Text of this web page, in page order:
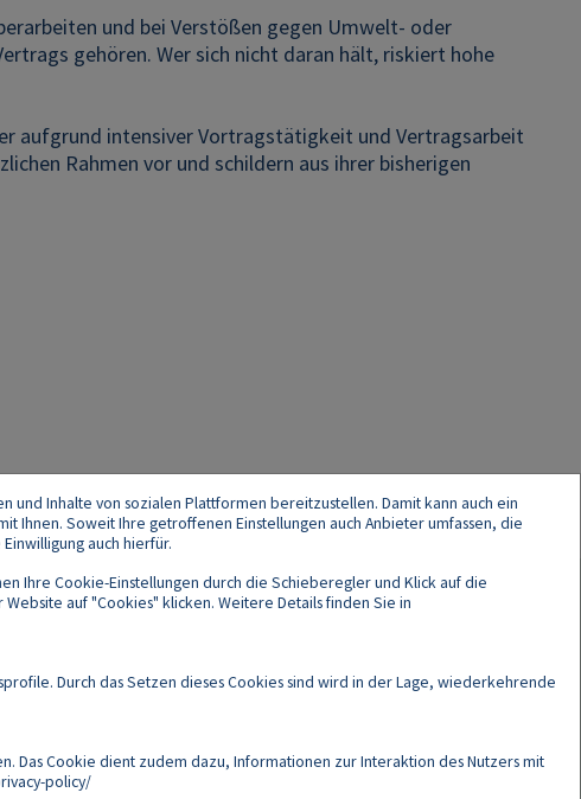
und bei Verstößen gegen Umwelt- oder
gehören. Wer sich nicht daran hält, riskiert hohe
aufgrund intensiver Vortragstätigkeit und Vertragsarbeit
Rahmen vor und schildern aus ihrer bisherigen
und Inhalte von sozialen Plattformen bereitzustellen. Damit kann auch ein
Ihnen. Soweit Ihre getroffenen Einstellungen auch Anbieter umfassen, die
auch hierfür.
Ihre Cookie-Einstellungen durch die Schieberegler und Klick auf die
auf "Cookies" klicken. Weitere Details finden Sie in
Durch das Setzen dieses Cookies sind wird in der Lage, wiederkehrende
Das Cookie dient zudem dazu, Informationen zur Interaktion des Nutzers mit
policy/